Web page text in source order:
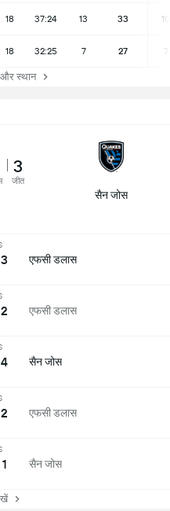
18 37:24 13 33 10
18 32:25 7 27 7
स्थान
3
जीत
सैन जोस
एफसी डलास
एफसी डलास
सैन जोस
एफसी डलास
सैन जोस